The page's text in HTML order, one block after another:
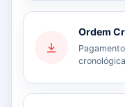
Ordem